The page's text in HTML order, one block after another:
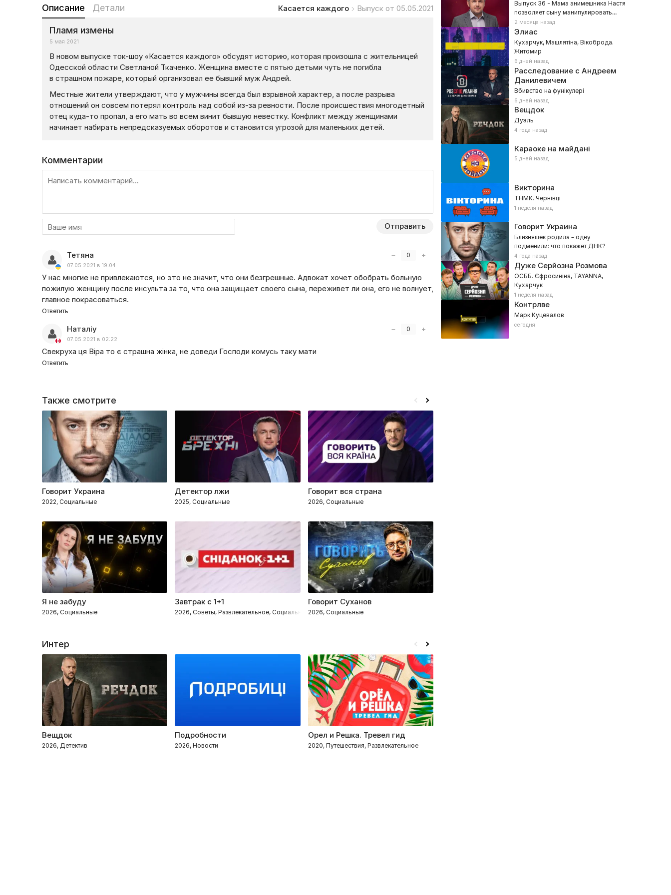
Описание Детали Касается каждого Выпуск от 05.05.2021
Пламя измены
5 мая 2021
В новом выпуске ток-шоу «Касается каждого» обсудят историю, которая произошла с жительницей
Одесской области Светланой Ткаченко. Женщина вместе с пятью детьми чуть не погибла
в страшном пожаре, который организовал ее бывший муж Андрей.
Местные жители утверждают, что у мужчины всегда был взрывной характер, а после разрыва
отношений он совсем потерял контроль над собой из-за ревности. После происшествия многодетный
отец куда-то пропал, а его мать во всем винит бывшую невестку. Конфликт между женщинами
начинает набирать непредсказуемых оборотов и становится угрозой для маленьких детей.
Комментарии
Отправить
− 0 +
Тетяна
07.05.2021 в 19:04
У нас многие не привлекаются, но это не значит, что они безгрешные. Адвокат хочет обобрать больную
пожилую женщину после инсульта за то, что она защищает своего сына, переживет ли она, его не волнует,
главное покрасоваться.
Ответить
− 0 +
Наталіу
07.05.2021 в 02:22
Свекруха ця Віра то є страшна жінка, не доведи Господи комусь таку мати
Ответить
Выпуск 36 - Мама анимешника Настя
позволяет сыну манипулировать
собой?
2 месяца назад
Элиас
Кухарчук, Машлятіна, Вікоброда.
Житомир
6 дней назад
Расследование с Андреем
Данилевичем
Вбивство на фунікулері
6 дней назад
Вещдок
Дуэль
4 года назад
Караоке на майдані
5 дней назад
Викторина
ТНМК. Чернівці
1 неделя назад
Говорит Украина
Близняшек родила – одну
подменили: что покажет ДНК?
4 года назад
Дуже Серйозна Розмова
ОСББ. Єфросиніна, TAYANNA,
Кухарчук
1 неделя назад
Контрлве
Марк Куцевалов
сегодня
Также смотрите
Говорит Украина
2022, Социальные
Детектор лжи
2025, Социальные
Говорит вся страна
2026, Социальные
Я не забуду
2026, Социальные
Завтрак с 1+1
2026, Советы, Развлекательное, Социальные
Говорит Суханов
2026, Социальные
Интер
Вещдок
2026, Детектив
Подробности
2026, Новости
Орел и Решка. Тревел гид
2020, Путешествия, Развлекательное